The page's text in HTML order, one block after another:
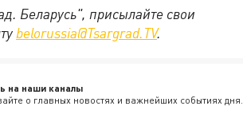
Беларусь", присылайте свои
belorussia@Tsargrad.TV.
на наши каналы
о главных новостях и важнейших событиях дня.